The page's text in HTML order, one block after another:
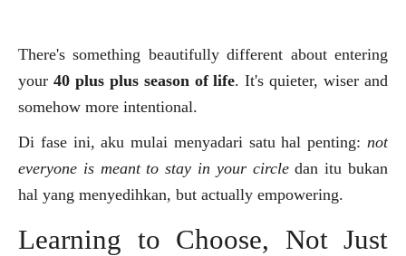
There's something beautifully different about entering
your 40 plus plus season of life. It's quieter, wiser and
somehow more intentional.
Di fase ini, aku mulai menyadari satu hal penting: not
everyone is meant to stay in your circledan itu bukan
hal yang menyedihkan, but actually empowering.
Learning to Choose, Not Just